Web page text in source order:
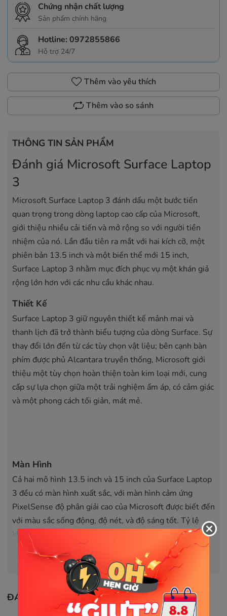
Chứng nhận chất lượng
Sản phẩm chính hãng
Hotline: 0972855866
Hỗ trợ 24/7
Thêm vào yêu thích
Thêm vào so sánh
THÔNG TIN SẢN PHẨM
Đánh giá Microsoft Surface Laptop
3
Microsoft Surface Laptop 3 đánh dấu một bước tiến
quan trọng trong dòng laptop cao cấp của Microsoft,
giới thiệu nhiều cải tiến và mở rộng so với người tiền
nhiệm của nó. Lần đầu tiên ra mắt với hai kích cỡ, một
phiên bản 13.5 inch và một biến thể mới 15 inch,
Surface Laptop 3 nhằm mục đích phục vụ một khán giả
rộng lớn hơn với các nhu cầu khác nhau.
Thiết Kế
Surface Laptop 3 giữ nguyên thiết kế mảnh mai và
thanh lịch đã trở thành biểu tượng của dòng Surface. Sự
thay đổi lớn đến từ các tùy chọn vật liệu; bên cạnh bàn
phím được phủ Alcantara truyền thống, Microsoft giới
thiệu một tùy chọn hoàn thiện toàn kim loại mới, cung
cấp sự lựa chọn giữa một trải nghiệm ấm áp, có cảm giác
và một phong cách tối giản, mát mẻ.
Màn Hình
Cả hai mô hình 13.5 inch và 15 inch của Surface Laptop
3 đều có màn hình xuất sắc, với màn hình cảm ứng
PixelSense độ phân giải cao của Microsoft được biết đến
với màu sắc sống động, độ nét, và độ sáng tốt. Tỷ lệ
khung hình 3:2 tiếp tục cung cấp một bức tranh tuyệt
vời cho năng suất và sáng tạo nội dung hơn so với các tỷ
lệ màn hình laptop truyền thống.
Hiệu suất được nâng cấp đáng kể trên Surface Laptop 3,
với Microsoft cung cấp các tùy chọn cho cả bộ vi xử lý
Xem thêm
ĐÁNH GIÁ SẢN PHẨM